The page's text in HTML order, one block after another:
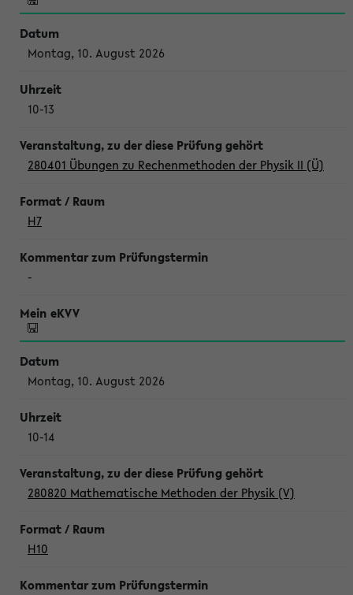
Montag, 10. August 2026
10-13
280401 Übungen zu Rechenmethoden der Physik II (Ü)
H7
-
Montag, 10. August 2026
10-14
280820 Mathematische Methoden der Physik (V)
H10